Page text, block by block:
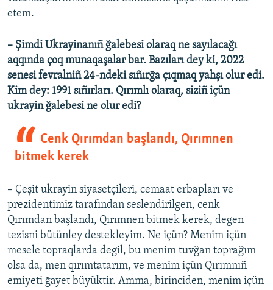
etem.
– Şimdi Ukrayinanıñ ğalebesi olaraq ne sayılacağı
aqqında çoq munaqaşalar bar. Bazıları dey ki, 2022
senesi fevralniñ 24-ndeki sıñırğa çıqmaq yahşı olur edi.
Kim dey: 1991 sıñırları. Qırımlı olaraq, siziñ içün
ukrayin ğalebesi ne olur edi?
Cenk Qırımdan başlandı, Qırımnen
bitmek kerek
– Çeşit ukrayin siyasetçileri, cemaat erbapları ve
prezidentimiz tarafından seslendirilgen, cenk
Qırımdan başlandı, Qırımnen bitmek kerek, degen
tezisni bütünley destekleyim. Ne içün? Menim içün
mesele topraqlarda degil, bu menim tuvğan toprağım
olsa da, men qırımtatarım, ve menim içün Qırımnıñ
emiyeti ğayet büyüktir. Amma, birinciden, menim içün